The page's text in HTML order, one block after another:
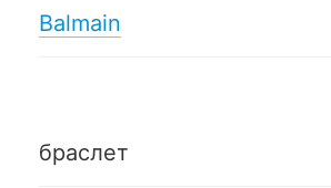
Balmain
браслет